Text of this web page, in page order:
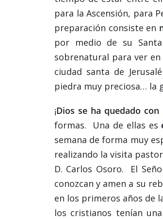
para la Ascensión, para
preparación consiste en
por medio de su
sobrenatural para ver en
ciudad santa de
piedra muy preciosa… la
¡Dios se ha quedado con
formas. Una de ellas es
semana de forma muy
realizando la visita
D. Carlos Osoro. El
conozcan y amen a su
en los primeros años de
los cristianos tenían